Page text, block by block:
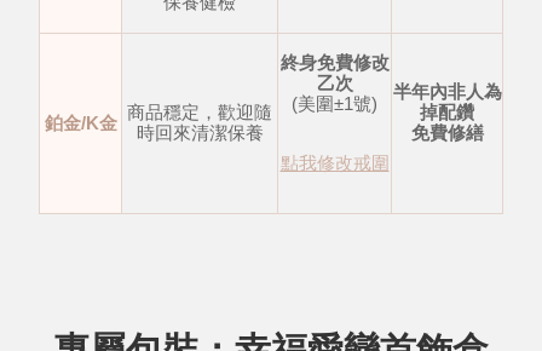
鉑金/K金
商品穩定，歡迎隨
時回來清潔保養
終身免費修改
乙次
(美圍±1號)
點我修改戒圍
半年內非人為
掉配鑽
免費修繕